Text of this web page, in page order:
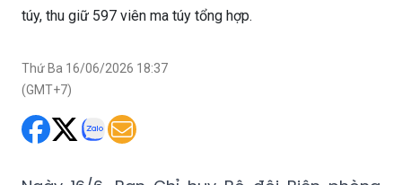
Thứ Ba 16/06/2026 18:37
Ngày 16/6, Ban Chỉ huy Bộ đội Biên phòng